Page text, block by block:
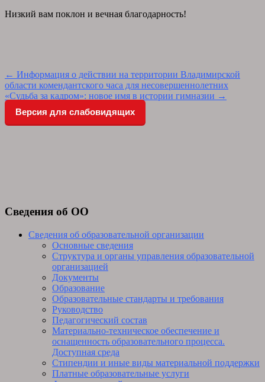
Низкий вам поклон и вечная благодарность!
Post
navigation
← Информация о действии на территории Владимирской
области комендантского часа для несовершеннолетних
«Судьба за кадром»: новое имя в истории гимназии →
Версия для слабовидящих
Сведения об ОО
Сведения об образовательной организации
Основные сведения
Структура и органы управления образовательной
организацией
Документы
Образование
Образовательные стандарты и требования
Руководство
Педагогический состав
Материально-техническое обеспечение и
оснащенность образовательного процесса.
Доступная среда
Стипендии и иные виды материальной поддержки
Платные образовательные услуги